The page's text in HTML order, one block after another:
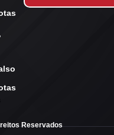
Reservados